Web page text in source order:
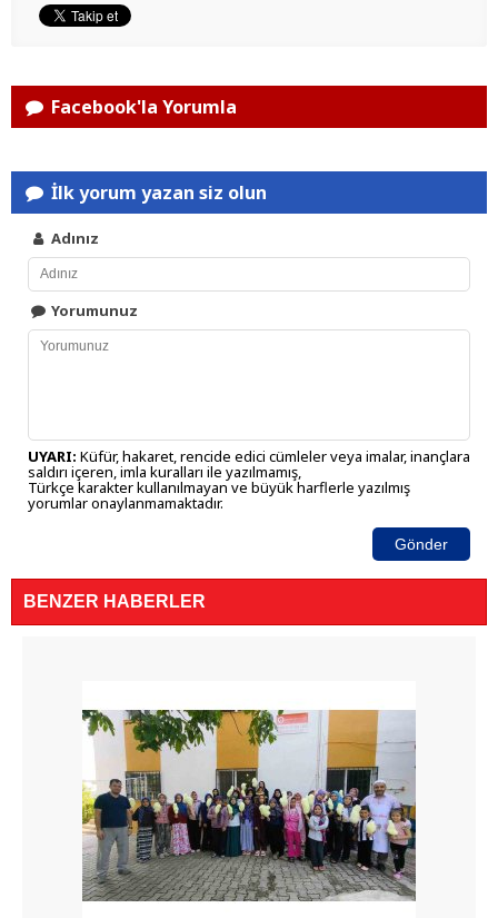
Facebook'la Yorumla
İlk yorum yazan siz olun
Adınız
Yorumunuz
UYARI: Küfür, hakaret, rencide edici cümleler veya imalar, inançlara
saldırı içeren, imla kuralları ile yazılmamış,
Türkçe karakter kullanılmayan ve büyük harflerle yazılmış
yorumlar onaylanmamaktadır.
Gönder
BENZER HABERLER